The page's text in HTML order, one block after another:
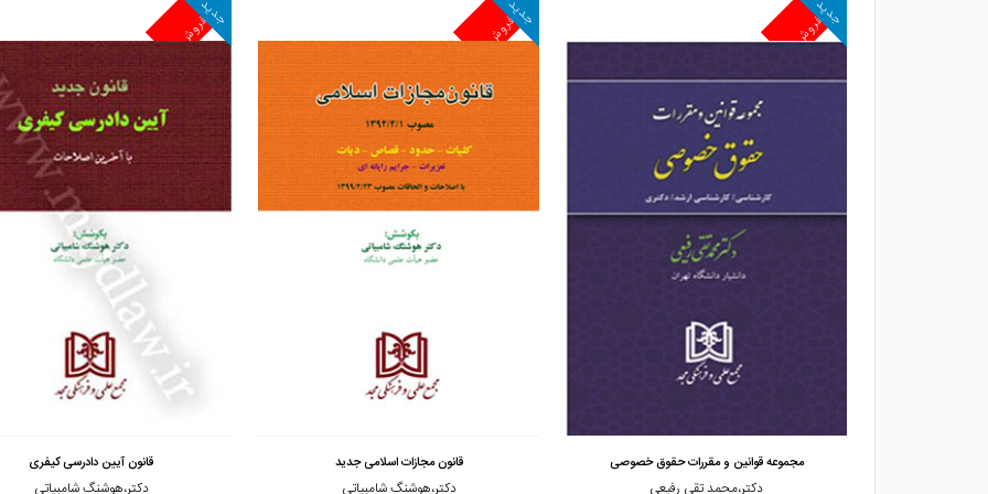
پرفروش
جدید
مجموعه قوانین و مقررات حقوق خصوصی
دکتر،محمد تقی رفیعی
پرفروش
جدید
قانون مجازات اسلامی جدید
دکتر،هوشنگ شامبیاتی
پرفروش
جدید
قانون آیین دادرسی کیفری
دکتر،هوشنگ شامبیاتی